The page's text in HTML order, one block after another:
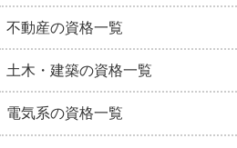
不動産の資格一覧
土木・建築の資格一覧
電気系の資格一覧